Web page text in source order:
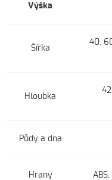
Výška
Šířka
40,
Hloubka
Půdy a dna
Hrany